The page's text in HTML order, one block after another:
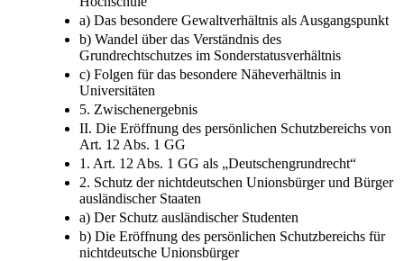
a) Das besondere Gewaltverhältnis als Ausgangspunkt
b) Wandel über das Verständnis des
Grundrechtschutzes im Sonderstatusverhältnis
c) Folgen für das besondere Näheverhältnis in
Universitäten
5. Zwischenergebnis
II. Die Eröffnung des persönlichen Schutzbereichs von
Art. 12 Abs. 1 GG
1. Art. 12 Abs. 1 GG als „Deutschengrundrecht“
2. Schutz der nichtdeutschen Unionsbürger und Bürger
ausländischer Staaten
a) Der Schutz ausländischer Studenten
b) Die Eröffnung des persönlichen Schutzbereichs für
nichtdeutsche Unionsbürger